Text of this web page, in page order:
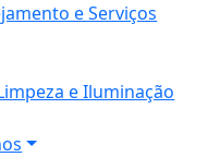
e Serviços
e Iluminação